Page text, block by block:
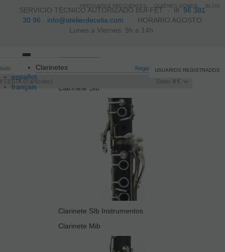
SERVICIO TÉCNICO AUTORIZADO BUFFET -tlf.96 381
30 96 · info@atelierdecelia.com HORARIO AGOSTO
Lunes a Viernes: 9h a 14h
español
français
Registro /Iniciar sesión
CESTA 0 artículos Saldo: 0 €
USUARIOS REGISTRADOS
navigation
Clarinetes
Clarinete SIb
Clarinete SIb Instrumentos
Clarinete Mib
PREGUNTAS FRECUENTES QUIÉNES SOMOS BLOG